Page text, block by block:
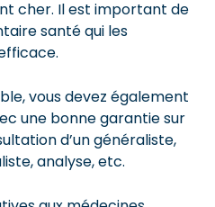
cher. Il est important de
santé qui les
vous devez également
une bonne garantie sur
d’un généraliste,
analyse, etc.